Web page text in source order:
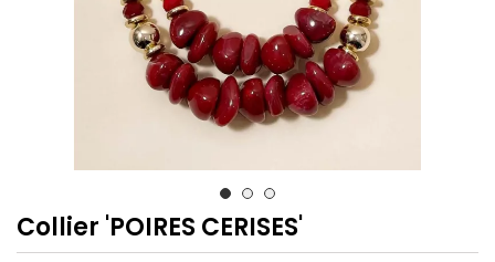
Collier 'POIRES CERISES'